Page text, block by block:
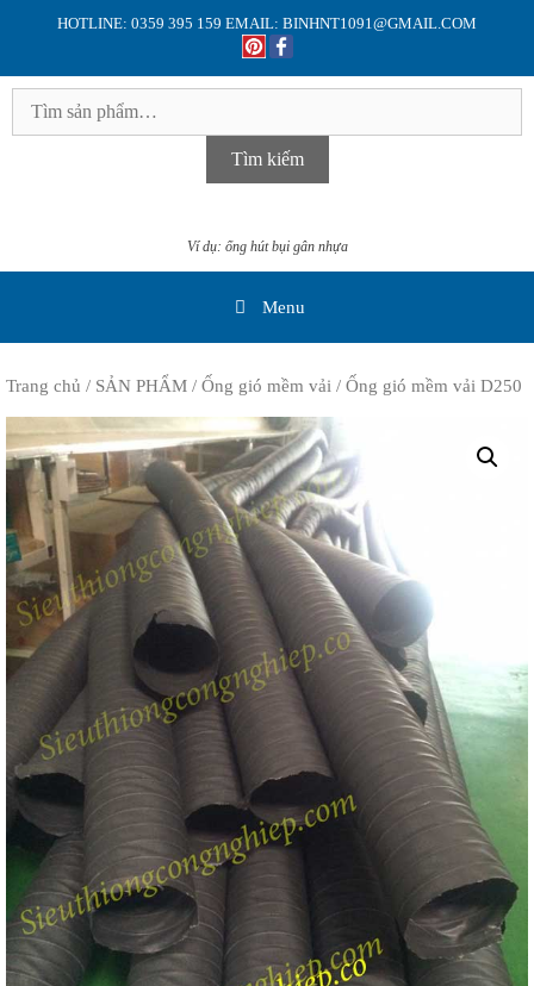
HOTLINE: 0359 395 159 EMAIL: BINHNT1091@GMAIL.COM
Tìm
Tìm kiếm
Ví dụ: ống hút bụi gân nhựa
Menu
Trang chủ / SẢN PHẨM / Ống gió mềm vải / Ống gió mềm vải D250